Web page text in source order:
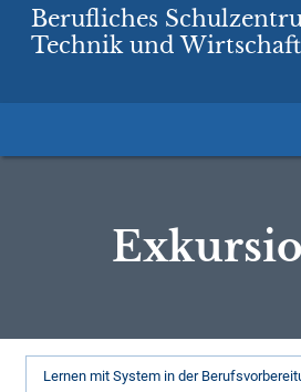
Berufliches
Technik und
Exkursionen
Lernen mit System in der